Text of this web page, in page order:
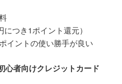
つき1ポイント還元）
イントの使い勝手が良い
心者向けクレジットカード